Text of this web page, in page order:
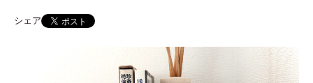
シェア